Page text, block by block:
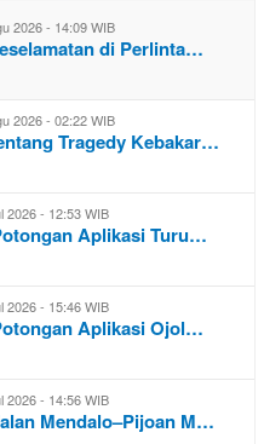
2026 - 14:09 WIB
di Perlinta…
2026 - 02:22 WIB
Tragedy Kebakar…
2026 - 12:53 WIB
Aplikasi Turu…
2026 - 15:46 WIB
Aplikasi Ojol…
2026 - 14:56 WIB
Mendalo–Pijoan M…